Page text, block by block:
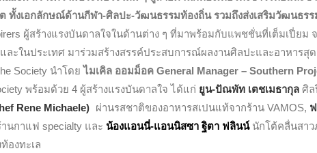
ทั้งเอกลักษณ์ด้านกีฬา-ศิลปะ-วัฒนธรรมท้องถิ่น รวมถึงส่งเสริมวัฒนธร
ผู้สร้างแรงบันดาลใจในด้านต่าง ๆ ที่มาพร้อมกับแพชชั่นที่เต็มเปี่ยม
ละในประเทศ มาร่วมสร้างสรรค์ประสบการณ์ผลงานศิลปะและอาหารสุ
Society นำโดยไมเคิล ออมม็อค General Manager – Southern
พร้อมด้วย 4 ผู้สร้างแรงบันดาลใจ ได้แก่ ยูน-ปัณพัท เตชเมธากุล ศิ
Rene Michaele) ผ่านรสชาติของอาหารสเปนแท้จากร้าน VAMOS,
านกาแฟ specialty และ น้องแอนนี่-แอนนิสซา ฐิตา ฟลินน์นักโต้คลื่นสาว
องทะเล